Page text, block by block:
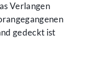
Verlangen
gedeckt ist